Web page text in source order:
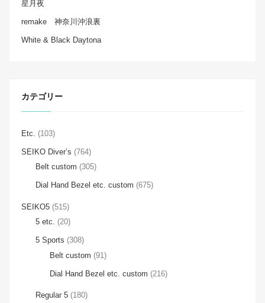
星月夜
remake 神奈川沖浪裏
White & Black Daytona
カテゴリー
Etc. (103)
SEIKO Diver’s (764)
Belt custom (305)
Dial Hand Bezel etc. custom (675)
SEIKO5 (515)
5 etc. (20)
5 Sports (308)
Belt custom (91)
Dial Hand Bezel etc. custom (216)
Regular 5 (180)